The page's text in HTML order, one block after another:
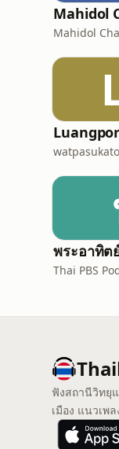
Mahidol
watpasukato
พระอาทิต
Thai PBS
ฟังสถานีวิทยุ
เมือง แนวเ